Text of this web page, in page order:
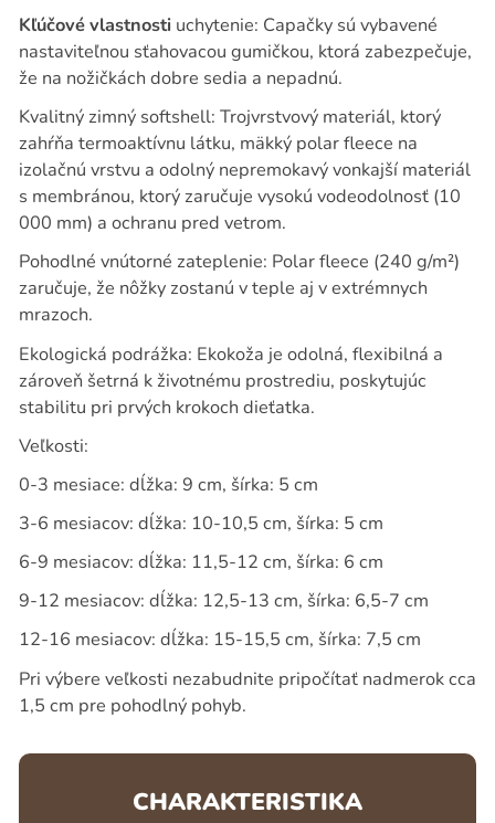
Kľúčové vlastnostiuchytenie: Capačky sú vybavené
nastaviteľnou sťahovacou gumičkou, ktorá zabezpečuje,
že na nožičkách dobre sedia a nepadnú.
Kvalitný zimný softshell: Trojvrstvový materiál, ktorý
zahŕňa termoaktívnu látku, mäkký polar fleece na
izolačnú vrstvu a odolný nepremokavý vonkajší materiál
s membránou, ktorý zaručuje vysokú vodeodolnosť (10
000 mm) a ochranu pred vetrom.
Pohodlné vnútorné zateplenie: Polar fleece (240 g/m²)
zaručuje, že nôžky zostanú v teple aj v extrémnych
mrazoch.
Ekologická podrážka: Ekokoža je odolná, flexibilná a
zároveň šetrná k životnému prostrediu, poskytujúc
stabilitu pri prvých krokoch dieťatka.
Veľkosti:
0-3 mesiace: dĺžka: 9 cm, šírka: 5 cm
3-6 mesiacov: dĺžka: 10-10,5 cm, šírka: 5 cm
6-9 mesiacov: dĺžka: 11,5-12 cm, šírka: 6 cm
9-12 mesiacov: dĺžka: 12,5-13 cm, šírka: 6,5-7 cm
12-16 mesiacov: dĺžka: 15-15,5 cm, šírka: 7,5 cm
Pri výbere veľkosti nezabudnite pripočítať nadmerok cca
1,5 cm pre pohodlný pohyb.
CHARAKTERISTIKA